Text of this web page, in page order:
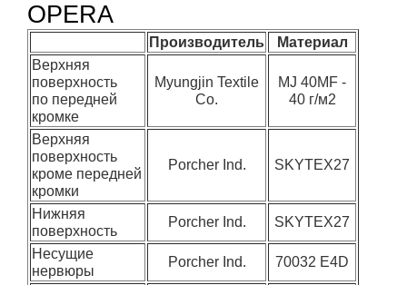
OPERA
Производитель
Материал
Верхняя
поверхность
по передней
кромке
Myungjin Textile
Co.
MJ 40MF -
40 г/м2
Верхняя
поверхность
кроме передней
кромки
Porcher Ind. SKYTEX27
Нижняя
поверхность
Porcher Ind. SKYTEX27
Несущие
нервюры
Porcher Ind. 70032 E4D